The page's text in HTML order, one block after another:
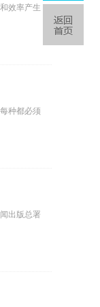
效率产生
种都必须
出版总署